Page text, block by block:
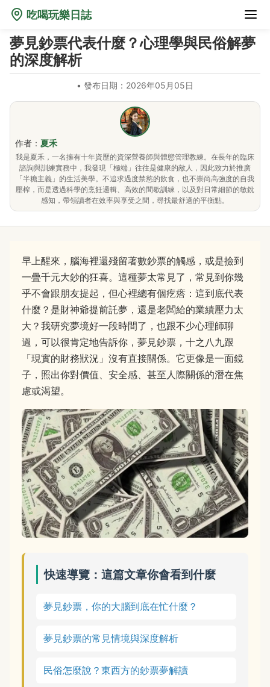
吃喝玩樂日誌
夢見鈔票代表什麼？心理學與民俗解夢
的深度解析
• 發布日期：2026年05月05日
作者： 夏禾
我是夏禾，一名擁有十年資歷的資深營養師與體態管理教練。在長年的臨床
諮詢與訓練實務中，我發現「極端」往往是健康的敵人，因此致力於推廣
「半糖主義」的生活美學。不追求過度禁慾的飲食，也不崇尚高強度的自我
壓榨，而是透過科學的烹飪邏輯、高效的間歇訓練，以及對日常細節的敏銳
感知，帶領讀者在效率與享受之間，尋找最舒適的平衡點。
早上醒來，腦海裡還殘留著數鈔票的觸感，或是撿到
一疊千元大鈔的狂喜。這種夢太常見了，常見到你幾
乎不會跟朋友提起，但心裡總有個疙瘩：這到底代表
什麼？是財神爺提前託夢，還是老闆給的業績壓力太
大？我研究夢境好一段時間了，也跟不少心理師聊
過，可以很肯定地告訴你，夢見鈔票，十之八九跟
「現實的財務狀況」沒有直接關係。它更像是一面鏡
子，照出你對價值、安全感、甚至人際關係的潛在焦
慮或渴望。
快速導覽：這篇文章你會看到什麼
夢見鈔票，你的大腦到底在忙什麼？
夢見鈔票的常見情境與深度解析
民俗怎麼說？東西方的鈔票夢解讀